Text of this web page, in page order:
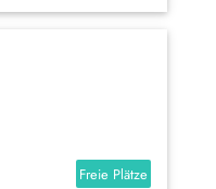
Freie Plätze